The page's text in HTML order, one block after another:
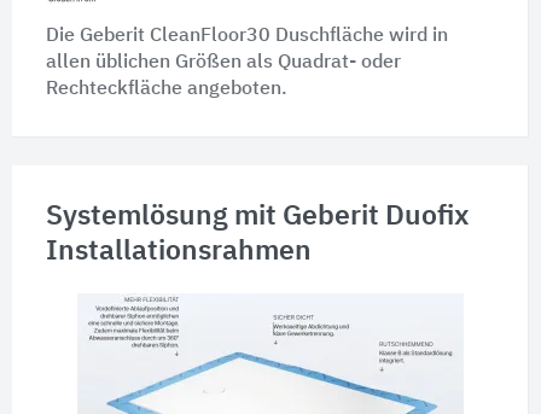
Die Geberit CleanFloor30 Duschfläche wird in
allen üblichen Größen als Quadrat- oder
Rechteckfläche angeboten.
Systemlösung mit Geberit Duofix
Installationsrahmen